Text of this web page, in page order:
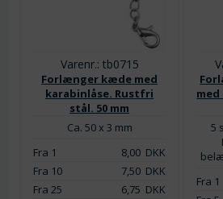
Varenr.: tb0715
Forlænger kæde med
karabinlåse. Rustfri
stål. 50 mm
Ca. 50 x 3 mm
Fra 1
8,00DKK
Fra 10
7,50DKK
Fra 25
6,75 DKK
med
5
Fra 1